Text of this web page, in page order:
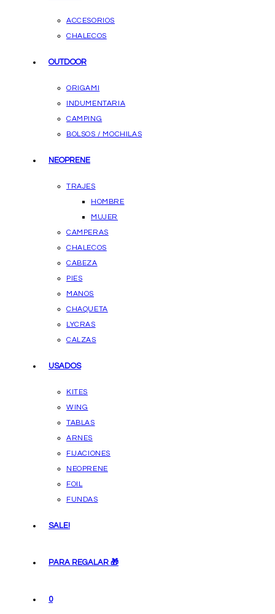
ACCESORIOS
CHALECOS
OUTDOOR
ORIGAMI
INDUMENTARIA
CAMPING
BOLSOS / MOCHILAS
NEOPRENE
TRAJES
HOMBRE
MUJER
CAMPERAS
CHALECOS
CABEZA
PIES
MANOS
CHAQUETA
LYCRAS
CALZAS
USADOS
KITES
WING
TABLAS
ARNES
FIJACIONES
NEOPRENE
FOIL
FUNDAS
SALE!
PARA REGALAR 🎁
0